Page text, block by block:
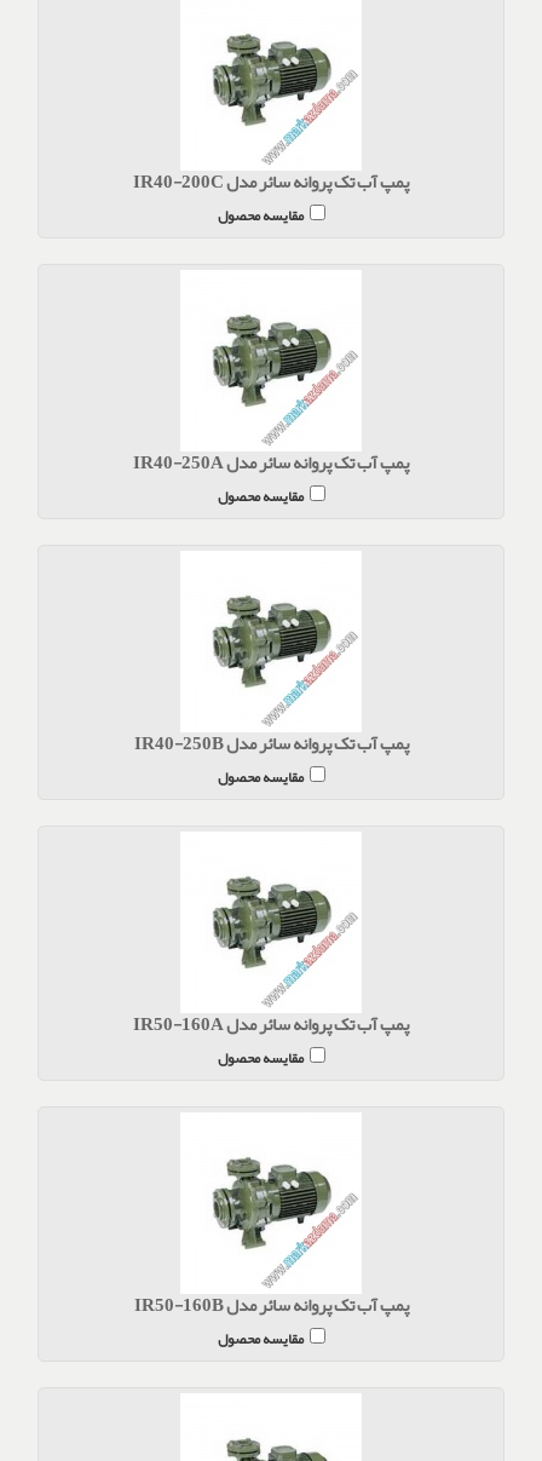
پمپ آب تک پروانه سائر مدل IR40-200C
مقایسه محصول
پمپ آب تک پروانه سائر مدل IR40-250A
مقایسه محصول
پمپ آب تک پروانه سائر مدل IR40-250B
مقایسه محصول
پمپ آب تک پروانه سائر مدل IR50-160A
مقایسه محصول
پمپ آب تک پروانه سائر مدل IR50-160B
مقایسه محصول